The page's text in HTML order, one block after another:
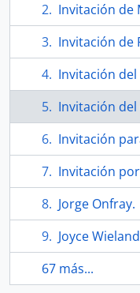
Invitación de
Invitación de
Invitación del
Invitación
Invitación
Invitación por el
Jorge Onfray.
Joyce Wieland in
67 más...